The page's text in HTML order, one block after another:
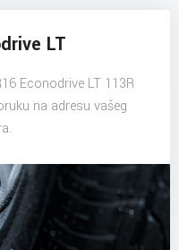
LT
Econodrive LT 113R
na adresu vašeg